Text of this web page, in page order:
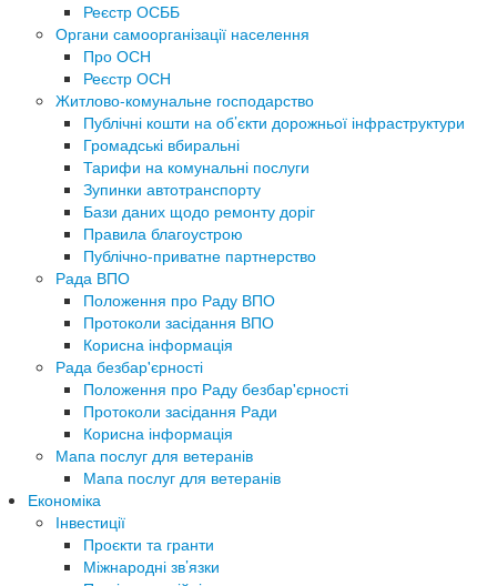
Реєстр ОСББ
Органи самоорганізації населення
Про ОСН
Реєстр ОСН
Житлово-комунальне господарство
Публічні кошти на об’єкти дорожньої інфраструктури
Громадські вбиральні
Тарифи на комунальні послуги
Зупинки автотранспорту
Бази даних щодо ремонту доріг
Правила благоустрою
Публічно-приватне партнерство
Рада ВПО
Положення про Раду ВПО
Протоколи засідання ВПО
Корисна інформація
Рада безбар'єрності
Положення про Раду безбар'єрності
Протоколи засідання Ради
Корисна інформація
Мапа послуг для ветеранів
Мапа послуг для ветеранів
Економіка
Інвестиції
Проєкти та гранти
Міжнародні зв’язки